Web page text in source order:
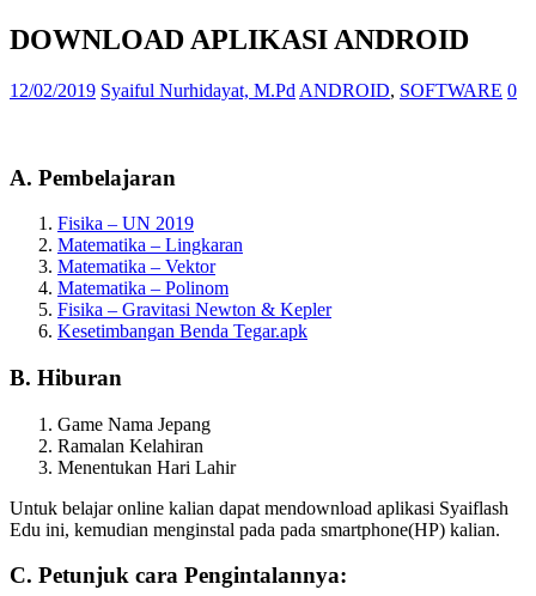
DOWNLOAD APLIKASI ANDROID
12/02/2019 Syaiful Nurhidayat, M.Pd ANDROID, SOFTWARE 0
A. Pembelajaran
Fisika – UN 2019
Matematika – Lingkaran
Matematika – Vektor
Matematika – Polinom
Fisika – Gravitasi Newton & Kepler
Kesetimbangan Benda Tegar.apk
B. Hiburan
Game Nama Jepang
Ramalan Kelahiran
Menentukan Hari Lahir
Untuk belajar online kalian dapat mendownload aplikasi Syaiflash
Edu ini, kemudian menginstal pada pada smartphone(HP) kalian.
C. Petunjuk cara Pengintalannya: